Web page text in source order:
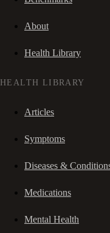
About
Health Library
HEALTH LIBRARY
Articles
Symptoms
Diseases &
Medications
Mental Health